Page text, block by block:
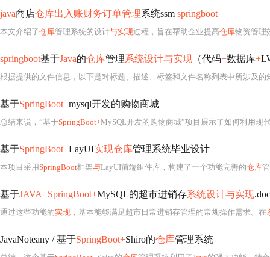
java商店仓库出入账财务订单管理系统ssm springboot
本文介绍了仓库管理系统的设计与实现过程，旨在帮助企业提高仓库物资管理
springboot基于Java的仓库管理系统设计与实现 （代码+数据库+
基于SpringBoot+mysql开发的购物商城
总结来说，“基于SpringBoot+MySQL开发的购物商城”项目展示了如何利用现
基于SpringBoot+LayUI实现仓库管理系统毕业设计
本项目采用SpringBoot框架与LayUI前端组件库，构建了一个功能完善的仓库
基于JAVA+SpringBoot+MySQL的超市进销存系统设计与实现
通过这些功能的实现 ，基本能够满足超市日常进销存管理的常规操作需求。在
JavaNoteany / 基于SpringBoot+Shiro的仓库管理系统